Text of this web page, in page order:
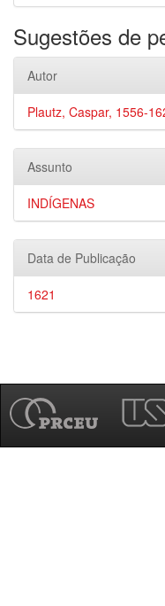
Sugestões de
Autor
Plautz, Caspar, 1556-
Assunto
INDÍGENAS
Data de Publicação
1621